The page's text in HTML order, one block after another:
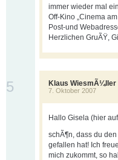
immer wieder mal
Off-Kino „Cinema
Post-und
Herzlichen GruÃŸ,
Klaus WiesmÃ¼ller
7. Oktober 2007
5
Hallo Gisela (hier
schÃ¶n, dass du
gefallen hat! Ich
mich zukommt, so